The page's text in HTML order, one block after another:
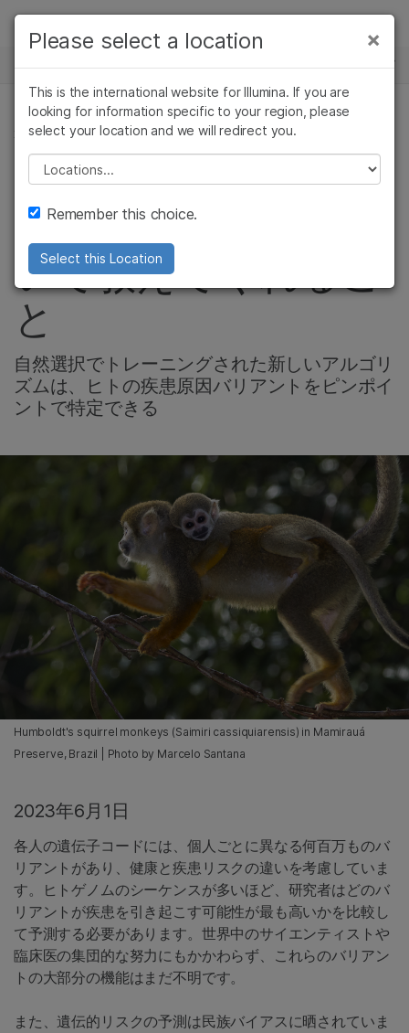
Skip to content
ソリューション
ラーニング
企業情報
サポート
お気に入りの分野を選択
ニュースセンター
遺伝性疾患と希少疾患, 集団ゲノミクス
霊長類の親戚が私た
ち自身のゲノムにつ
いて教えてくれるこ
と
自然選択でトレーニングされた新しいアルゴリ
ズムは、ヒトの疾患原因バリアントをピンポイ
ントで特定できる
Humboldt's squirrel monkeys (Saimiri cassiquiarensis) in Mamirauá
Preserve, Brazil | Photo by Marcelo Santana
2023年6月1日
各人の遺伝子コードには、個人ごとに異なる何百万ものバ
リアントがあり、健康と疾患リスクの違いを考慮していま
す。ヒトゲノムのシーケンスが多いほど、研究者はどのバ
リアントが疾患を引き起こす可能性が最も高いかを比較し
て予測する必要があります。世界中のサイエンティストや
臨床医の集団的な努力にもかかわらず、これらのバリアン
トの大部分の機能はまだ不明です。
また、遺伝的リスクの予測は民族バイアスに晒されていま
×
Please select a location
This is the international website for Illumina. If you are
looking for information specific to your region, please
select your location and we will redirect you.
Please select a location
Remember this choice.
Select this Location
×
がん研究
微生物研究
農学研究
複雑な疾患
臨床オンコロジー
生殖医学
患研究